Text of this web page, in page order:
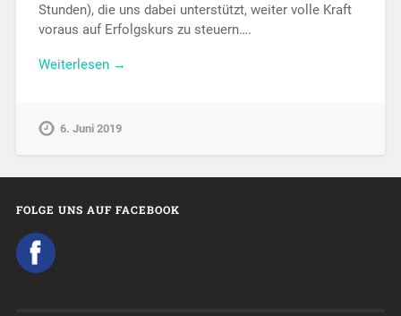
Stunden), die uns dabei unterstützt, weiter volle Kraft
voraus auf Erfolgskurs zu steuern….
Weiterlesen →
6. Juni 2019
FOLGE UNS AUF FACEBOOK